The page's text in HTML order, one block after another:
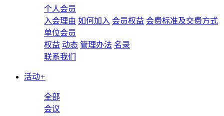
个人会员
入会理由 如何加入 会员权益 会费标准及交费方式
单位会员
权益 动态 管理办法 名录
联系我们
活动+
全部
会议